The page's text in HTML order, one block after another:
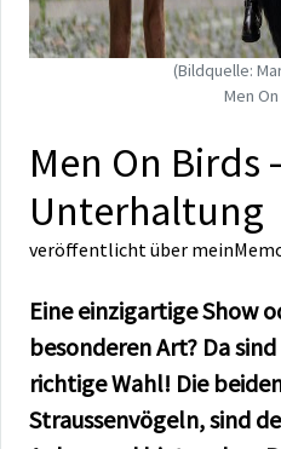
(Bildquelle:
Men
Men On Birds
Unterhaltung
veröffentlicht über
Eine einzigartige Show
besonderen Art? Da
richtige Wahl! Die
Straussenvögeln, sind